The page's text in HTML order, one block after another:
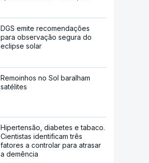
DGS emite recomendações
para observação segura do
eclipse solar
Remoinhos no Sol baralham
satélites
Hipertensão, diabetes e tabaco.
Cientistas identificam três
fatores a controlar para atrasar
a demência